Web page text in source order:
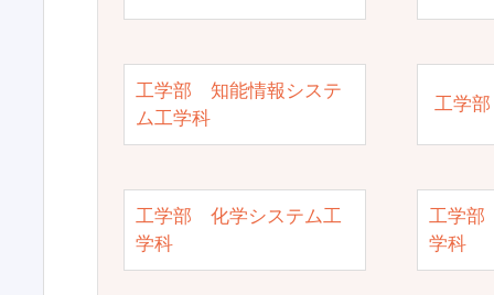
工学部 知能情報システ
ム工学科
工学
工学部 化学システム工
学科
工学部
学科